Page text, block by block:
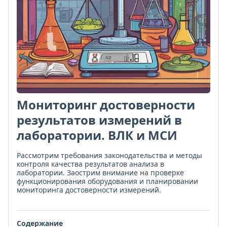
Мониторинг достоверности
результатов измерений в
лаборатории. ВЛК и МСИ
Рассмотрим требования законодательства и методы
контроля качества результатов анализа в
лаборатории. Заострим внимание на проверке
функционирования оборудования и планировании
мониторинга достоверности измерений.
Содержание